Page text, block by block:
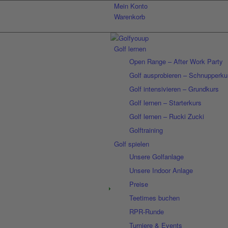
Mein Konto
Warenkorb
Golf lernen
Open Range – After Work Party
Golf ausprobieren –
Golf intensivieren – Grundkurs
Golf lernen – Starterkurs
Golf lernen – Rucki Zucki
Golftraining
Golf spielen
Unsere Golfanlage
Unsere Indoor Anlage
Preise
Teetimes buchen
RPR-Runde
Turniere & Events